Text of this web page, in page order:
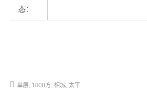
态：
单层 1000方 相城 太平